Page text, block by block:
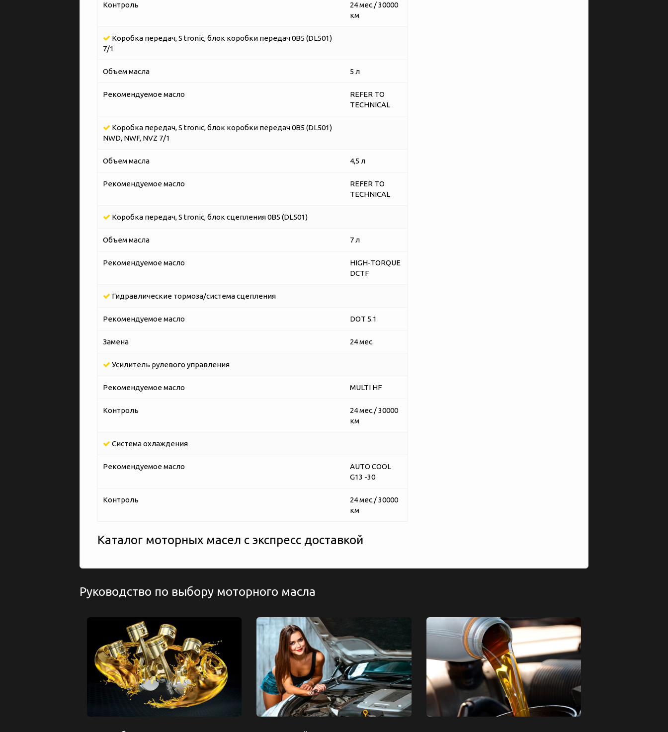
Контроль
24 мес./ 30000
км
Коробка передач, S tronic, блок коробки передач 0B5 (DL501)
7/1
Объем масла 5 л
Рекомендуемое масло
REFER TO
TECHNICAL
Коробка передач, S tronic, блок коробки передач 0B5 (DL501)
NWD, NWF, NVZ 7/1
Объем масла 4,5 л
Рекомендуемое масло
REFER TO
TECHNICAL
Коробка передач, S tronic, блок сцепления 0B5 (DL501)
Объем масла 7 л
Рекомендуемое масло
HIGH-TORQUE
DCTF
Гидравлические тормоза/система сцепления
Рекомендуемое масло DOT 5.1
Замена 24 мес.
Усилитель рулевого управления
Рекомендуемое масло MULTI HF
Контроль
24 мес./ 30000
км
Система охлаждения
Рекомендуемое масло
AUTO COOL
G13 -30
Контроль
24 мес./ 30000
км
Каталог моторных масел с экспресс доставкой
Руководство по выбору моторного масла